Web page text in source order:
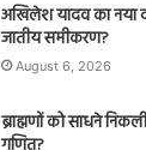
अखिलेश यादव का नया
जातीय समीकरण?
August 6, 2026
ब्राह्मणों को साधने